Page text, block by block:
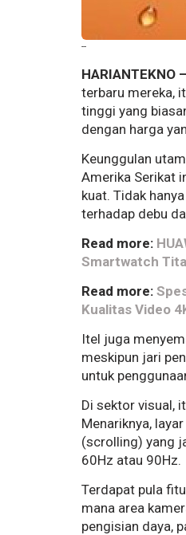
--
HARIANTEKNO –
terbaru mereka,
tinggi yang
dengan harga
Keunggulan
Amerika Serikat
kuat. Tidak
terhadap debu
Read more:
Smartwatch
Read more:
Kualitas Video
Itel juga
meskipun jari
untuk
Di sektor visual,
Menariknya,
(scrolling) yang
60Hz atau 90Hz.
Terdapat pula
mana area
pengisian daya,